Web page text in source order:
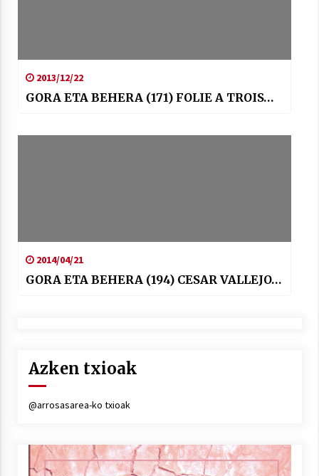
2013/12/22
GORA ETA BEHERA (171) FOLIE A TROIS…
2014/04/21
GORA ETA BEHERA (194) CESAR VALLEJO…
Azken txioak
@arrosasarea-ko txioak